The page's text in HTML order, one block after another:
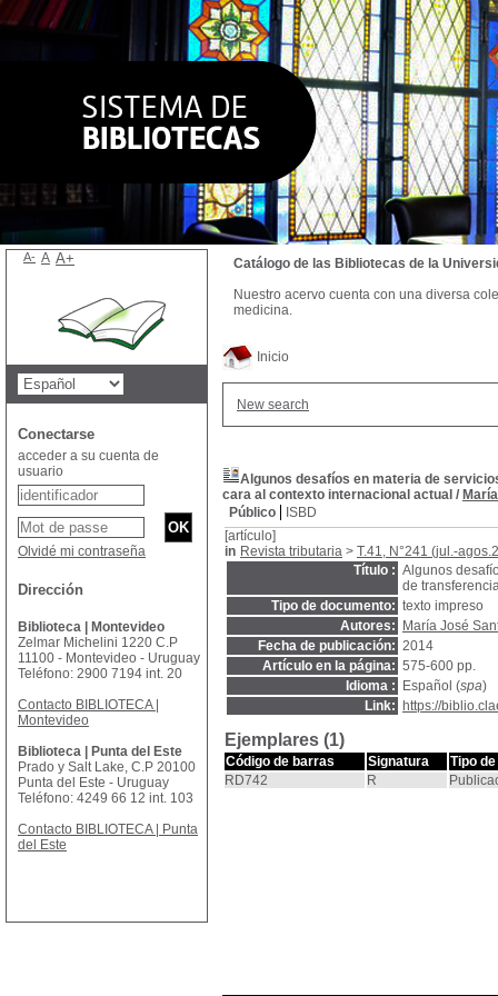
Inicio
New search
Algunos desafíos en materia de
cara al contexto internacional actual /
Público
ISBD
[artículo]
in Revista tributaria > T.41, N°241 (jul.-
Título : Algunos
de
Tipo de documento: texto impreso
Autores:
María José
Fecha de publicación: 2014
Artículo en la página: 575-600 pp.
Idioma :
Español (spa)
Link:
https://
Ejemplares (1)
Código de barras Signatura
Tipo
RD742
R
Catálogo de las Bibliotecas de la
Nuestro acervo cuenta con una diversa
medicina.
A- A A+
Conectarse
acceder a su cuenta de
usuario
Olvidé mi contraseña
Dirección
Biblioteca | Montevideo
Zelmar Michelini 1220 C.P
11100 - Montevideo - Uruguay
Teléfono: 2900 7194 int. 20
Contacto BIBLIOTECA |
Montevideo
Biblioteca | Punta del Este
Prado y Salt Lake, C.P 20100
Punta del Este - Uruguay
Teléfono: 4249 66 12 int. 103
Contacto BIBLIOTECA | Punta
del Este